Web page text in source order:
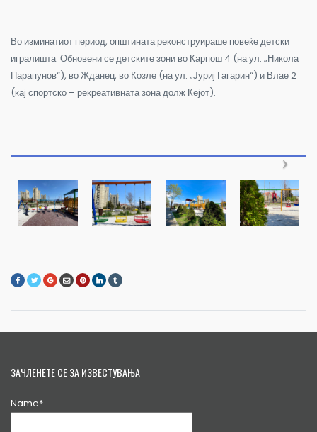
Во изминатиот период, општината реконструираше повеќе детски
игралишта. Обновени се детските зони во Карпош 4 (на ул. „Никола
Парапунов“), во Жданец, во Козле (на ул. „Јуриј Гагарин“) и Влае 2
(кај спортско – рекреативната зона долж Кејот).
ЗАЧЛЕНЕТЕ СЕ ЗА ИЗВЕСТУВАЊА
Name*